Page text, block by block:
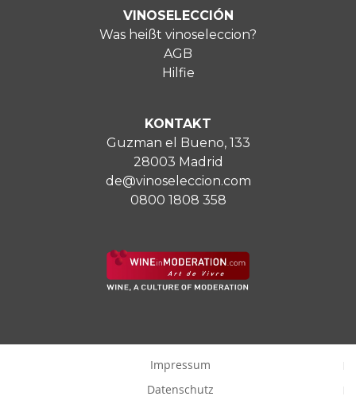
VINOSELECCIÓN
Was heißt vinoseleccion?
AGB
Hilfie
KONTAKT
Guzman el Bueno, 133
28003 Madrid
de@vinoseleccion.com
0800 1808 358
Impressum
Datenschutz